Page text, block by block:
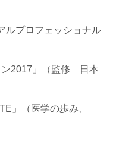
ルプロフェッショナル
ン2017」（監修 日本
」（医学の歩み、